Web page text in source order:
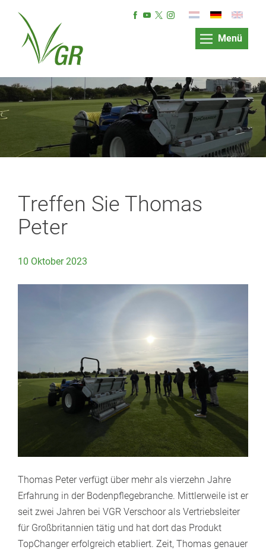
Menü
Treffen Sie Thomas
Peter
10 Oktober 2023
Thomas Peter verfügt über mehr als vierzehn Jahre
Erfahrung in der Bodenpflegebranche. Mittlerweile ist er
seit zwei Jahren bei VGR Verschoor als Vertriebsleiter
für Großbritannien tätig und hat dort das Produkt
TopChanger erfolgreich etabliert. Zeit, Thomas genauer